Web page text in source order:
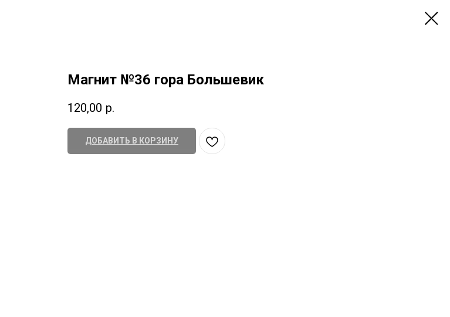
Магнит №36 гора Большевик
120,00 р.
ДОБАВИТЬ В КОРЗИНУ